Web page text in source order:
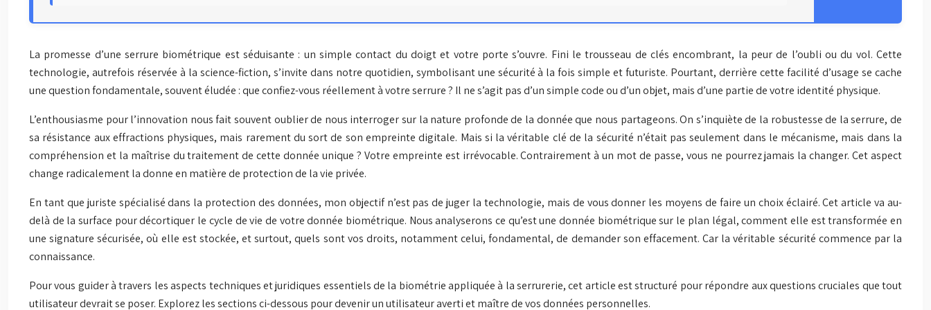
La promesse d’une serrure biométrique est séduisante : un simple contact du doigt et votre porte s’ouvre. Fini le trousseau de clés encombrant, la peur de l’oubli ou du vol. Cette
technologie, autrefois réservée à la science-fiction, s’invite dans notre quotidien, symbolisant une sécurité à la fois simple et futuriste. Pourtant, derrière cette facilité d’usage se cache
une question fondamentale, souvent éludée : que confiez-vous réellement à votre serrure ? Il ne s’agit pas d’un simple code ou d’un objet, mais d’une partie de votre identité physique.
L’enthousiasme pour l’innovation nous fait souvent oublier de nous interroger sur la nature profonde de la donnée que nous partageons. On s’inquiète de la robustesse de la serrure, de
sa résistance aux effractions physiques, mais rarement du sort de son empreinte digitale. Mais si la véritable clé de la sécurité n’était pas seulement dans le mécanisme, mais dans la
compréhension et la maîtrise du traitement de cette donnée unique ? Votre empreinte est irrévocable. Contrairement à un mot de passe, vous ne pourrez jamais la changer. Cet aspect
change radicalement la donne en matière de protection de la vie privée.
En tant que juriste spécialisé dans la protection des données, mon objectif n’est pas de juger la technologie, mais de vous donner les moyens de faire un choix éclairé. Cet article va au-
delà de la surface pour décortiquer le cycle de vie de votre donnée biométrique. Nous analyserons ce qu’est une donnée biométrique sur le plan légal, comment elle est transformée en
une signature sécurisée, où elle est stockée, et surtout, quels sont vos droits, notamment celui, fondamental, de demander son effacement. Car la véritable sécurité commence par la
connaissance.
Pour vous guider à travers les aspects techniques et juridiques essentiels de la biométrie appliquée à la serrurerie, cet article est structuré pour répondre aux questions cruciales que tout
utilisateur devrait se poser. Explorez les sections ci-dessous pour devenir un utilisateur averti et maître de vos données personnelles.